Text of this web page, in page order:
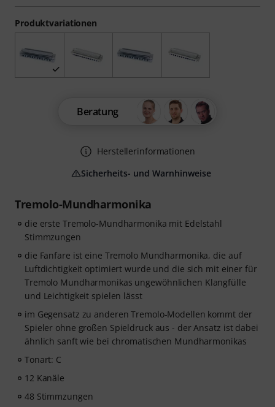
Tremolo-Mundharmonika
die erste Tremolo-Mundharmonika mit Edelstahl
Stimmzungen
die Fanfare ist eine Tremolo Mundharmonika, die auf
Luftdichtigkeit optimiert wurde und die sich mit einer für
Tremolo Mundharmonikas ungewöhnlichen Klangfülle
und Leichtigkeit spielen lässt
im Gegensatz zu anderen Tremolo-Modellen kommt der
Spieler ohne großen Spieldruck aus - der Ansatz ist dabei
ähnlich sanft wie bei chromatischen Mundharmonikas
Tonart: C
12 Kanäle
48 Stimmzungen
Produktvariationen
Beratung
Herstellerinformationen
Sicherheits- und Warnhinweise